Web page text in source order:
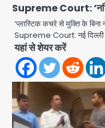
Supreme Court:
‘प्लास्टिक कचरे से मुक्ति के
Supreme Court: नई दिल्ली
यहां से शेयर करें